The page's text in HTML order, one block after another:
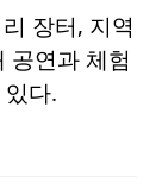
장터, 지역
공연과 체험
다.